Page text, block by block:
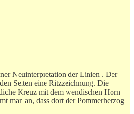
Neuinterpretation der Linien . Der
Seiten eine Ritzzeichnung. Die
Kreuz mit dem wendischen Horn
man an, dass dort der Pommerherzog